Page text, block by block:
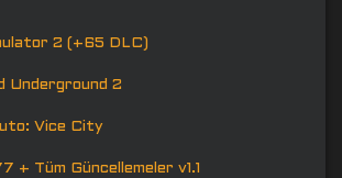
2 (+65 DLC)
Underground 2
Vice City
+ Tüm Güncellemeler v1.1